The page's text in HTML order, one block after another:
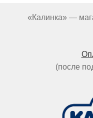
«Калинка» —
(после